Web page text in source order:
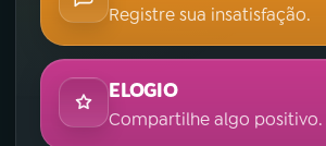
Registre sua insatisfação.
ELOGIO
Compartilhe algo positivo.